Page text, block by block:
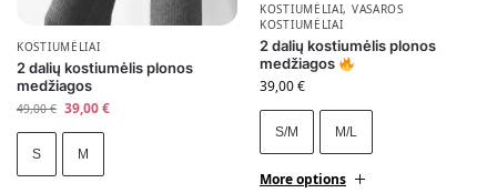
KOSTIUMĖLIAI
2 dalių kostiumėlis plonos
medžiagos
49,00€ 39,00€
S M
KOSTIUMĖLIAI, VASAROS
KOSTIUMĖLIAI
2 dalių kostiumėlis plonos
medžiagos
39,00€
S/M M/L
More options